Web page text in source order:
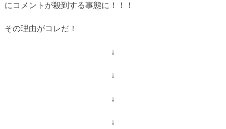
にコメントが殺到する事態に！！！
その理由がコレだ！
↓
↓
↓
↓